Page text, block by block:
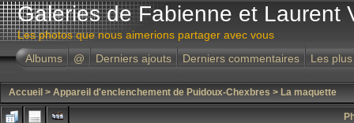
Galeries de Fabienne et Laurent
Les photos que nous aimerions partager avec vous
Albums
@ Derniers ajouts Derniers commentaires Les
Accueil > Appareil d'enclenchement de Puidoux-Chexbres > La maquette